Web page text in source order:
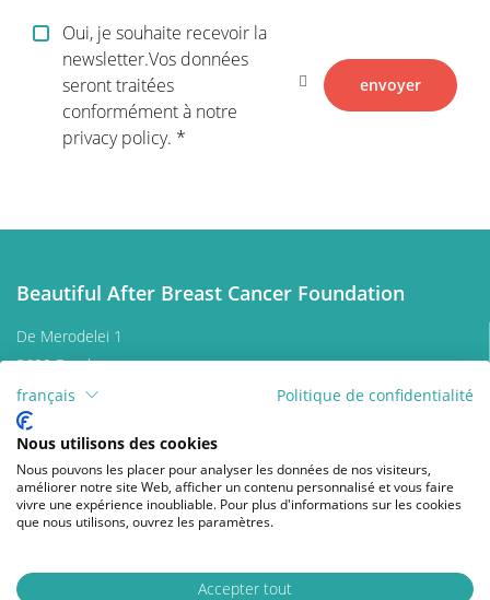
français Politique de confidentialité
Nous utilisons des cookies
Nous pouvons les placer pour analyser les données de nos visiteurs,
améliorer notre site Web, afficher un contenu personnalisé et vous faire
vivre une expérience inoubliable. Pour plus d'informations sur les cookies
que nous utilisons, ouvrez les paramètres.
Accepter tout
Oui, je souhaite recevoir la
newsletter.Vos données
seront traitées
conformément à notre
privacy policy.
envoyer
Beautiful After Breast Cancer Foundation
De Merodelei 1
2600 Berchem
Belgium
Nous contacter
Donner
Suivez nous